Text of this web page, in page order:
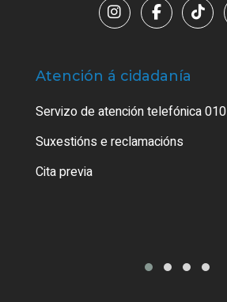
Atención á cidadanía
Servizo de atención telefónica 010
Suxestións e reclamacións
Cita previa